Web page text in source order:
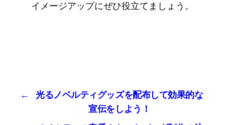
イメージアップにぜひ役立てましょう。
←
光るノベルティグッズを配布して効果的な
宣伝をしよう！